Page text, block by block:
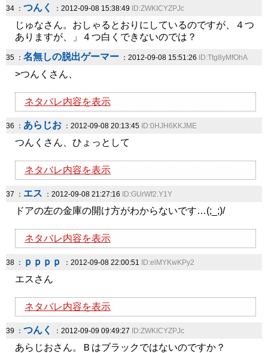
34 ： つんく ：2012-09-08 15:38:49 ID:ZWKICYZPJc
じゅなさん。おしゃるとおりにしているのですが、４つ
ありますが、」４つ白くできないのでは？
35 ： 名無しの脱出ゲーマー ：2012-09-08 15:51:26 ID:Ttg8yMfOhA
>つんくさん、
ネタバレ内容を表示
36 ： あらじお ：2012-09-08 20:13:45 ID:0HJH6KKJME
つんくさん、ひょっとして
ネタバレ内容を表示
37 ： エス ：2012-09-08 21:27:16 ID:GUrWf2.Y1Y
ドアの左の金庫の開け方がわからないです…(;_;)/
ネタバレ内容を表示
38 ： ｐｐｐｐ ：2012-09-08 22:00:51 ID:elMYKwKPy2
エスさん
ネタバレ内容を表示
39 ： つんく ：2012-09-09 09:49:27 ID:ZWKICYZPJc
あらじおさん。Ｂはブラックではないのですか？